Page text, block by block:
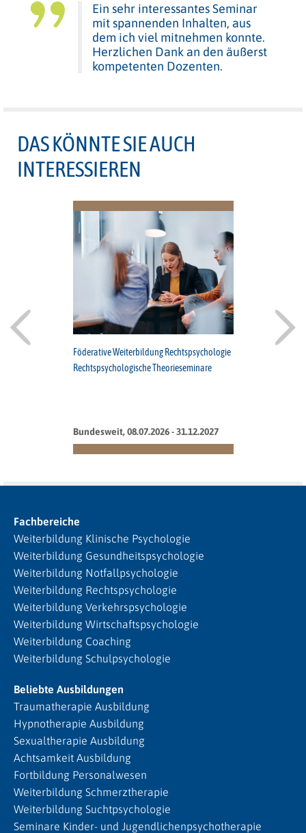
Ein sehr interessantes Seminar
mit spannenden Inhalten, aus
dem ich viel mitnehmen konnte.
Herzlichen Dank an den äußerst
kompetenten Dozenten.
DAS KÖNNTE SIE AUCH
INTERESSIEREN
Föderative Weiterbildung Rechtspsychologie
Rechtspsychologische Theorieseminare
Bundesweit, 08.07.2026 - 31.12.2027
Fachbereiche
Weiterbildung Klinische Psychologie
Weiterbildung Gesundheitspsychologie
Weiterbildung Notfallpsychologie
Weiterbildung Rechtspsychologie
Weiterbildung Verkehrspsychologie
Weiterbildung Wirtschaftspsychologie
Weiterbildung Coaching
Weiterbildung Schulpsychologie
Beliebte Ausbildungen
Traumatherapie Ausbildung
Hypnotherapie Ausbildung
Sexualtherapie Ausbildung
Achtsamkeit Ausbildung
Fortbildung Personalwesen
Weiterbildung Schmerztherapie
Weiterbildung Suchtpsychologie
Seminare Kinder- und Jugendlichenpsychotherapie